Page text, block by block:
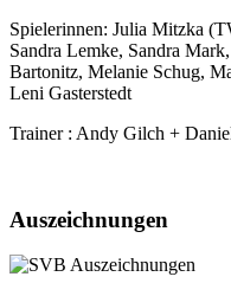
Spielerinnen: Julia Mitzka
Sandra Lemke, Sandra
Bartonitz, Melanie Schug,
Leni Gasterstedt
Trainer : Andy Gilch +
Auszeichnungen